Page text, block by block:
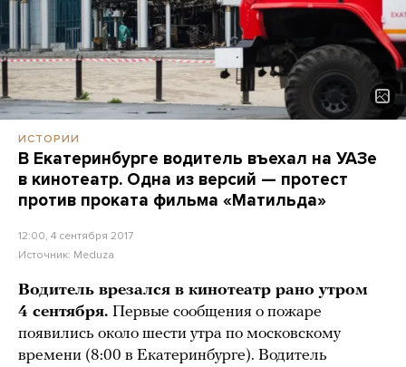
ИСТОРИИ
В Екатеринбурге водитель въехал на УАЗе
в кинотеатр. Одна из версий — протест
против проката фильма «Матильда»
12:00, 4 сентября 2017
Источник: Meduza
Водитель врезался в кинотеатр рано утром
4 сентября. Первые сообщения о пожаре
появились около шести утра по московскому
времени (8:00 в Екатеринбурге). Водитель